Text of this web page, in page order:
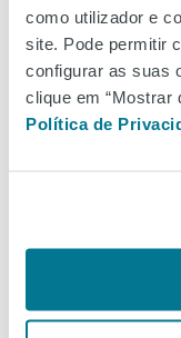
como utilizador e
site. Pode permitir
configurar as suas
clique em “Mostrar
Política de